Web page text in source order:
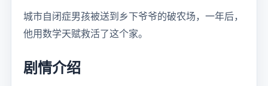
城市自闭症男孩被送到乡下爷爷的破农场，一年后，
他用数学天赋救活了这个家。
剧情介绍